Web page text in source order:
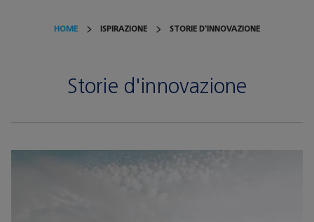
HOME ISPIRAZIONE STORIE D'INNOVAZIONE
Storie d'innovazione